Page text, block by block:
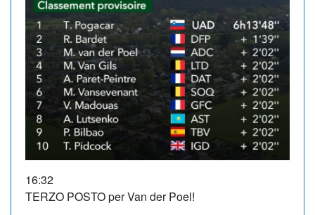
16:32
TERZO POSTO per Van der Poel!